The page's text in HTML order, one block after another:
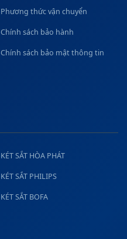
Phương thức vận chuyển
Chính sách bảo hành
Chính sách bảo mật thông tin
KÉT SẮT HÒA PHÁT
KÉT SẮT PHILIPS
KÉT SẮT BOFA